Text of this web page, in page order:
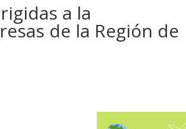
a la
de la Región de